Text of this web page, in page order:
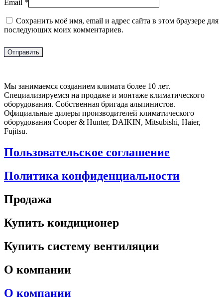
Email *
Сохранить моё имя, email и адрес сайта в этом браузере для
последующих моих комментариев.
Мы занимаемся созданием климата более 10 лет.
Специализируемся на продаже и монтаже климатического
оборудования. Собственная бригада альпинистов.
Официальные дилеры производителей климатического
оборудования Cooper & Hunter, DAIKIN, Mitsubishi, Haier,
Fujitsu.
Пользовательское соглашение
Политика конфиденциальности
Продажа
Купить кондиционер
Купить систему вентиляции
О компании
О компании